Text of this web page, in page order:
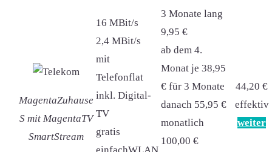
MagentaZuhause
S mit MagentaTV
SmartStream
16 MBit/s
2,4 MBit/s
mit
Telefonflat
inkl. Digital-
TV
gratis
3 Monate lang
9,95 €
ab dem 4.
Monat je 38,95
€ für 3 Monate
danach 55,95 €
monatlich
100,00 €
44,20 €
effektiv
weiter